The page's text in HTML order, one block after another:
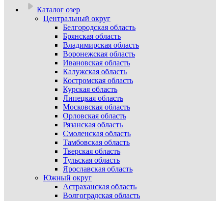
Каталог озер
Центральный округ
Белгородская область
Брянская область
Владимирская область
Воронежская область
Ивановская область
Калужская область
Костромская область
Курская область
Липецкая область
Московская область
Орловская область
Рязанская область
Смоленская область
Тамбовская область
Тверская область
Тульская область
Ярославская область
Южный округ
Астраханская область
Волгоградская область